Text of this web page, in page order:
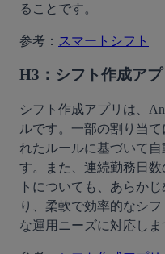
ることです。
参考： スマートシフト
H3：シフト作成アプ
シフト作成アプリは、
ルです。一部の割り当
れたルールに基づいて
す。また、連続勤務日
トについても、あらか
り、柔軟で効率的なシ
な運用ニーズに対応しま